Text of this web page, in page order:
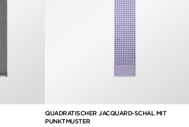
QUADRATISCHER JACQUARD-SCHAL MIT
PUNKTMUSTER